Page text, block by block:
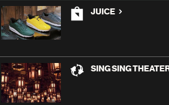
JUICE
SING SING